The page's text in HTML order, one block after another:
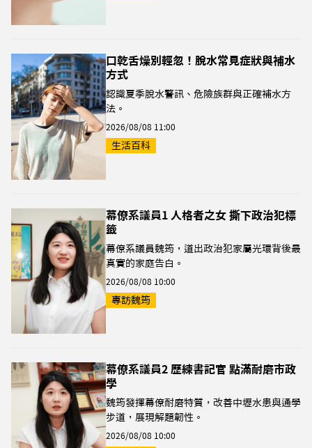
口乾舌燥別輕忽！脫水常見症狀與補水
方式
認識夏季脫水警訊、危險族群與正確補水方
法。
2026/08/08 11:00
生活百科
幕僚系議員1 人格者之女 撕下政治犯標
籤
幕僚系議員魏筠，道出政治犯家屬光環背後最
真實的家庭告白。
2026/08/08 10:00
專訪魏筠
幕僚系議員2 歷練書記官 點滿耐磨市政
學
魏筠發揮幕僚耐磨特質，改善中壢水患與通學
步道，展現解題韌性。
2026/08/08 10:00